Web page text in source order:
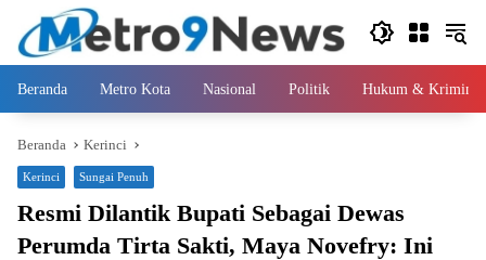
Langsung
konten
Beranda Metro Kota Nasional Politik Hukum & Kriminal
Beranda Kerinci
Kerinci Sungai Penuh
Resmi Dilantik Bupati Sebagai Dewas
Perumda Tirta Sakti, Maya Novefry: Ini